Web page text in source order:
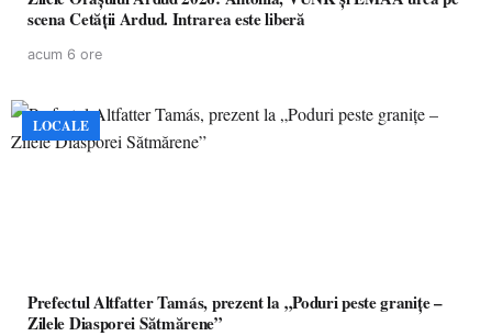
scena Cetății Ardud. Intrarea este liberă
acum 6 ore
LOCALE
Prefectul Altfatter Tamás, prezent la „Poduri peste granițe –
Zilele Diasporei Sătmărene”